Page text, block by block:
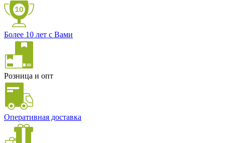
Более 10 лет с Вами
Розница и опт
Оперативная доставка